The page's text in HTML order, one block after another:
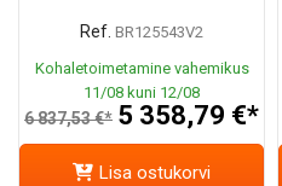
Ref. BR125543V2
Kohaletoimetamine vahemikus
11/08 kuni 12/08
6 837,53 €* 5 358,79 €*
Lisa ostukorvi